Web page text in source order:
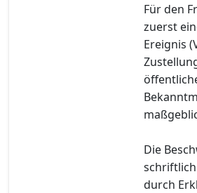
Für den
zuerst
Ereignis
Die
durch